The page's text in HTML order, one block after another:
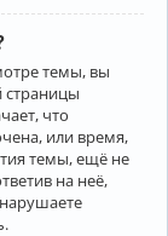
темы, вы
страницы
что
или время,
темы, ещё не
на неё,